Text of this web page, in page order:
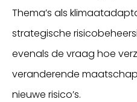
Thema’s als
strategische
evenals de vraag hoe
veranderende
nieuwe risico’s.